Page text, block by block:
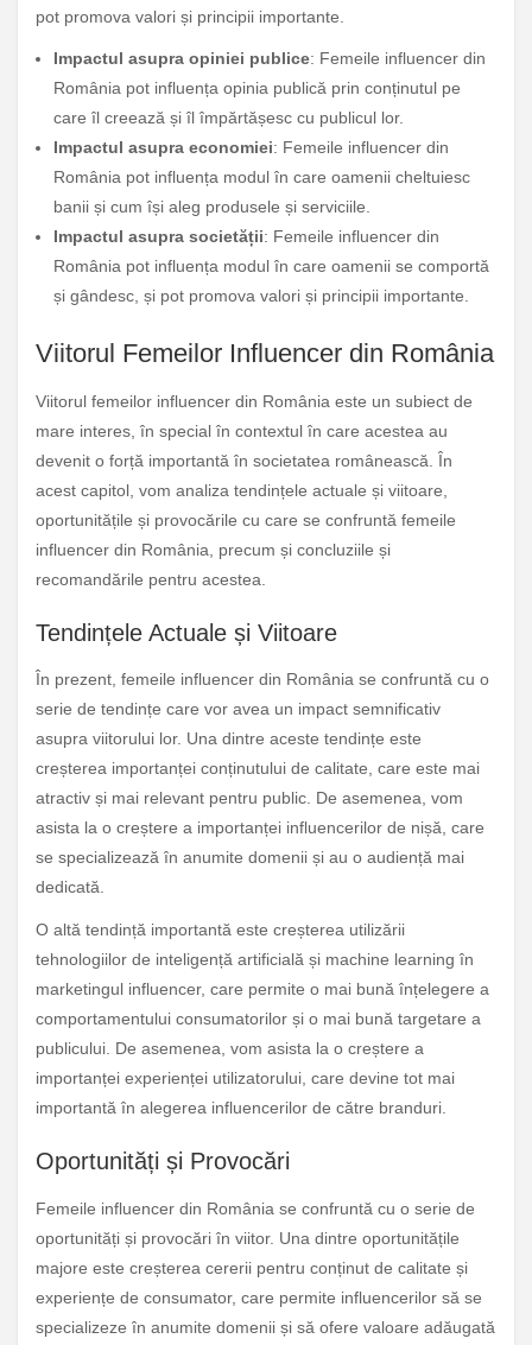
pot promova valori și principii importante.
Impactul asupra opiniei publice: Femeile influencer din
România pot influența opinia publică prin conținutul pe
care îl creează și îl împărtășesc cu publicul lor.
Impactul asupra economiei: Femeile influencer din
România pot influența modul în care oamenii cheltuiesc
banii și cum își aleg produsele și serviciile.
Impactul asupra societății: Femeile influencer din
România pot influența modul în care oamenii se comportă
și gândesc, și pot promova valori și principii importante.
Viitorul Femeilor Influencer din România
Viitorul femeilor influencer din România este un subiect de
mare interes, în special în contextul în care acestea au
devenit o forță importantă în societatea românească. În
acest capitol, vom analiza tendințele actuale și viitoare,
oportunitățile și provocările cu care se confruntă femeile
influencer din România, precum și concluziile și
recomandările pentru acestea.
Tendințele Actuale și Viitoare
În prezent, femeile influencer din România se confruntă cu o
serie de tendințe care vor avea un impact semnificativ
asupra viitorului lor. Una dintre aceste tendințe este
creșterea importanței conținutului de calitate, care este mai
atractiv și mai relevant pentru public. De asemenea, vom
asista la o creștere a importanței influencerilor de nișă, care
se specializează în anumite domenii și au o audiență mai
dedicată.
O altă tendință importantă este creșterea utilizării
tehnologiilor de inteligență artificială și machine learning în
marketingul influencer, care permite o mai bună înțelegere a
comportamentului consumatorilor și o mai bună targetare a
publicului. De asemenea, vom asista la o creștere a
importanței experienței utilizatorului, care devine tot mai
importantă în alegerea influencerilor de către branduri.
Oportunități și Provocări
Femeile influencer din România se confruntă cu o serie de
oportunități și provocări în viitor. Una dintre oportunitățile
majore este creșterea cererii pentru conținut de calitate și
experiențe de consumator, care permite influencerilor să se
specializeze în anumite domenii și să ofere valoare adăugată